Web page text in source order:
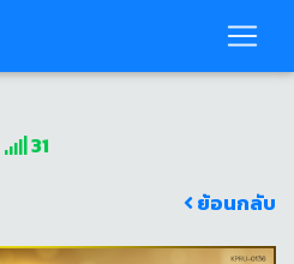
31
ย้อนกลับ